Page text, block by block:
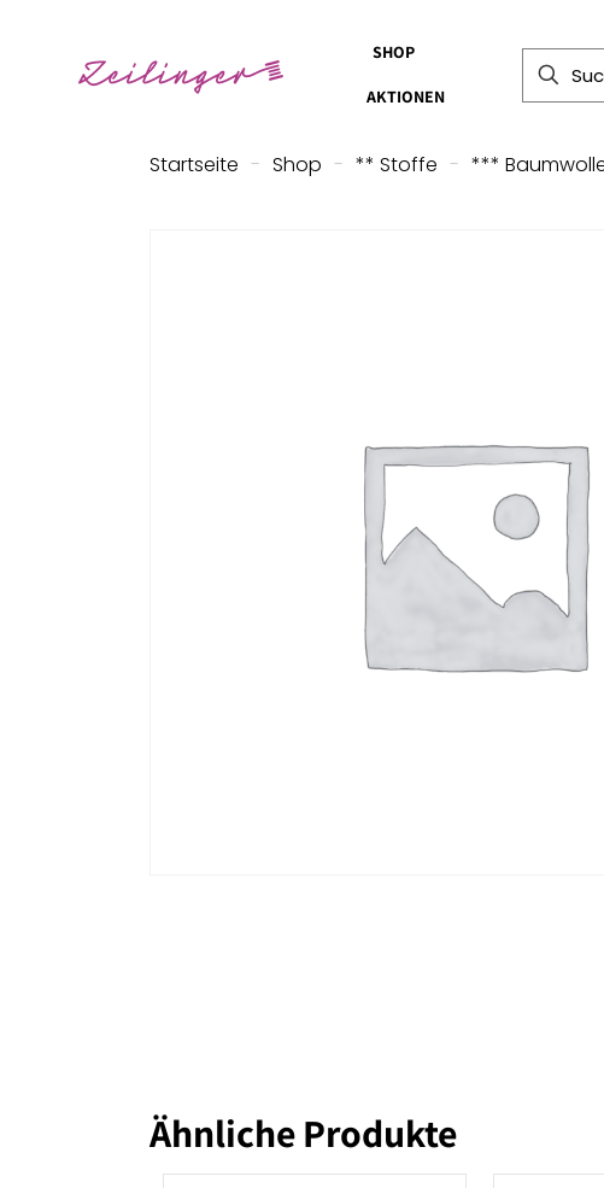
SHOP
AKTIONEN
Startseite - Shop - ** Stoffe - ***
Ähnliche Produkte